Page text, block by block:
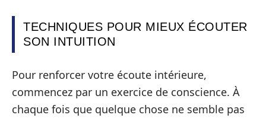
TECHNIQUES POUR MIEUX ÉCOUTER
SON INTUITION
Pour renforcer votre écoute intérieure,
commencez par un exercice de conscience. À
chaque fois que quelque chose ne semble pas